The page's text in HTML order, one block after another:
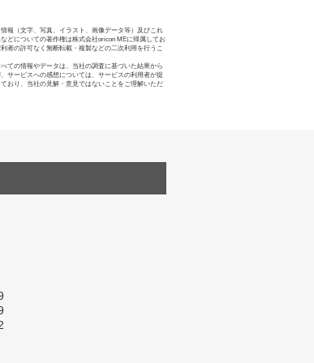
報（文字、写真、イラスト、画像データ等）及びこれ
どについての著作権は株式会社oricon MEに帰属してお
者の許可なく無断転載・複製などの二次利用を行うこ
ての情報やデータは、当社の調査に基づいた結果から
サービスへの感想については、サービスの利用者が提
おり、当社の見解・意見ではないことをご理解いただ